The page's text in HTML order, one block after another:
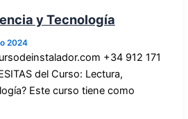
y Tecnología
2024
+34 912 171
del Curso: Lectura,
Este curso tiene como